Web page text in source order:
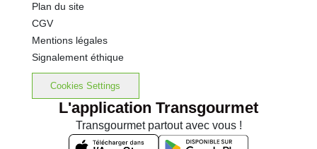
Plan du site
CGV
Mentions légales
Signalement éthique
Cookies Settings
L'application Transgourmet
Transgourmet partout avec vous !